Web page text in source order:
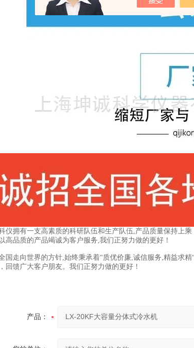
仪拥有一支高素质的科研队伍和生产队伍,产品质量保持上
高品质的产品竭诚为客户服务,我们正努力做的更好！
国走向世界的方针,始终秉承着“质优价廉,诚信服务,精益求
回馈广大客户朋友。我们正努力做的更好！
产品：